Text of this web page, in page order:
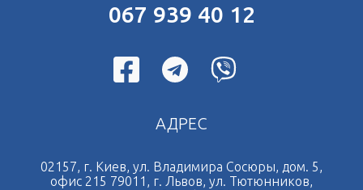
067 939 40 12
АДРЕС
02157, г. Киев, ул. Владимира Сосюры, дом. 5,
офис 215 79011, г. Львов, ул. Тютюнников,